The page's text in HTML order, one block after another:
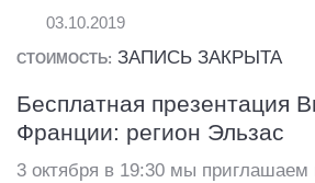
03.10.2019
СТОИМОСТЬ: ЗАПИСЬ ЗАКРЫТА
Бесплатная презентация
Франции: регион Эльзас
3 октября в 19:30 мы приглашаем